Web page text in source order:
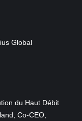
Global
du Haut Débit
Co-CEO,